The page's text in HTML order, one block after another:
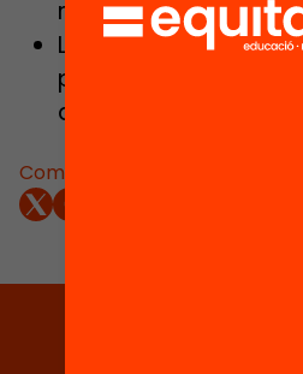
Comparteix:
resultats escolars?
L’escola catalana
preferències
alumnes?